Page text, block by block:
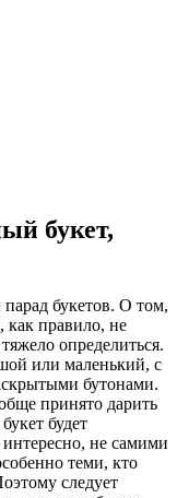
букет,
букетов. О том,
как правило, не
определиться.
или маленький, с
бутонами.
принято дарить
будет
не самими
теми, кто
следует